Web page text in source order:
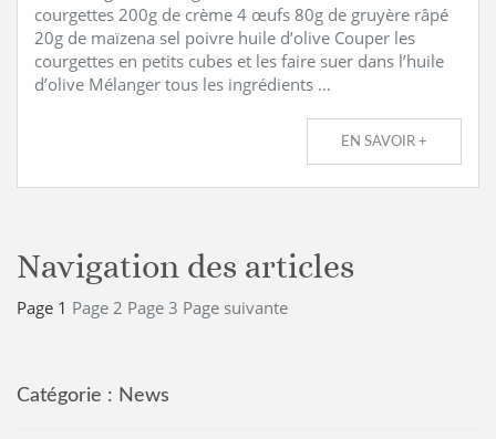
courgettes 200g de crème 4 œufs 80g de gruyère râpé
20g de maïzena sel poivre huile d’olive Couper les
courgettes en petits cubes et les faire suer dans l’huile
d’olive Mélanger tous les ingrédients …
EN SAVOIR +
Navigation des articles
Page 1 Page 2 Page 3 Page suivante
Catégorie : News